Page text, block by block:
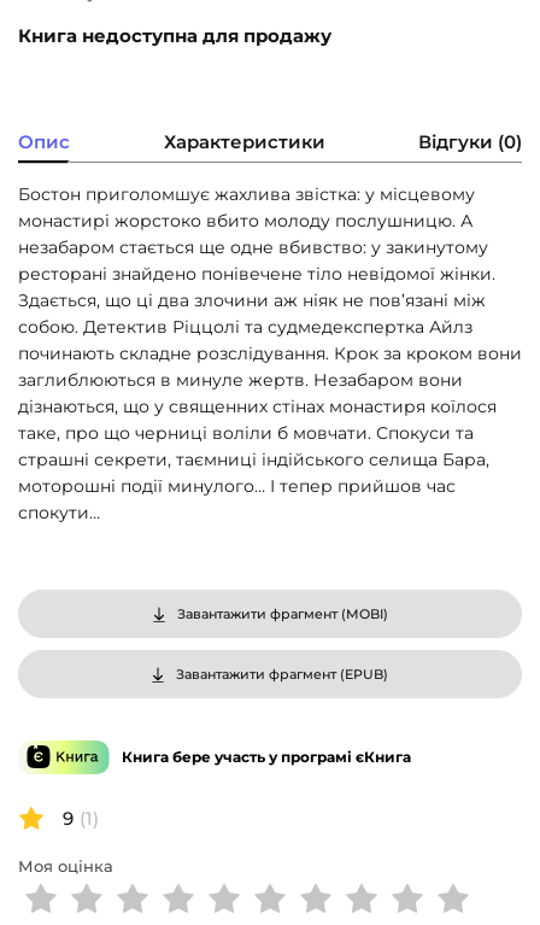
Книга недоступна для продажу
Опис Характеристики Відгуки (0)
Бостон приголомшує жахлива звістка: у місцевому
монастирі жорстоко вбито молоду послушницю. А
незабаром стається ще одне вбивство: у закинутому
ресторані знайдено понівечене тіло невідомої жінки.
Здається, що ці два злочини аж ніяк не пов’язані між
собою. Детектив Ріццолі та судмедекспертка Айлз
починають складне розслідування. Крок за кроком вони
заглиблюються в минуле жертв. Незабаром вони
дізнаються, що у священних стінах монастиря коїлося
таке, про що черниці воліли б мовчати. Спокуси та
страшні секрети, таємниці індійського селища Бара,
моторошні події минулого… І тепер прийшов час
спокути…
Завантажити фрагмент (MOBI)
Завантажити фрагмент (EPUB)
Книга бере участь у програмі єКнига
9 (1)
Моя оцінка